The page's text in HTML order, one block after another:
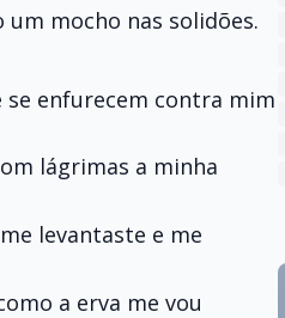
mocho nas solidões.
enfurecem contra mim
lágrimas a minha
levantaste e me
a erva me vou